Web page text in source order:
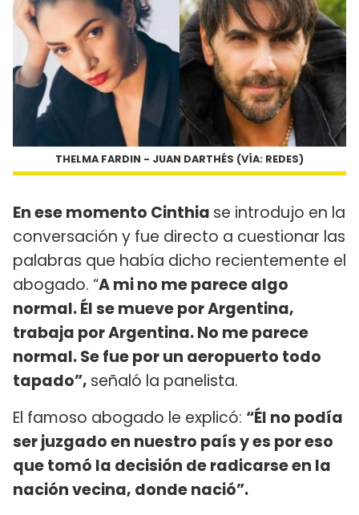
THELMA FARDIN - JUAN DARTHÉS (VÍA: REDES)
En ese momento Cinthia se introdujo en la
conversación y fue directo a cuestionar las
palabras que había dicho recientemente el
abogado. “A mi no me parece algo
normal. Él se mueve por Argentina,
trabaja por Argentina. No me parece
normal. Se fue por un aeropuerto todo
tapado”, señaló la panelista.
El famoso abogado le explicó: “Él no podía
ser juzgado en nuestro país y es por eso
que tomó la decisión de radicarse en la
nación vecina, donde nació”.